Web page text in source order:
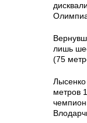
лишь
(75
метров